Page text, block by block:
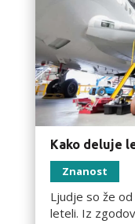
Kako deluje
Znanost
Ljudje so že
leteli. Iz